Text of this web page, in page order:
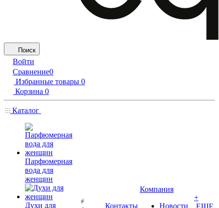
Поиск
Войти
Сравнение0
Избранные товары 0
Корзина 0
Каталог
Парфюмерная
вода для
женщин
Духи для
Контакты
Компания
Новости
+
ЕЩЕ